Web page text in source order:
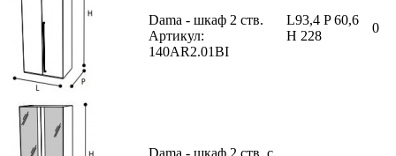
Dama - шкаф 2 ств.
Артикул:
140AR2.01BI
L93,4 P 60,6
H 228
0